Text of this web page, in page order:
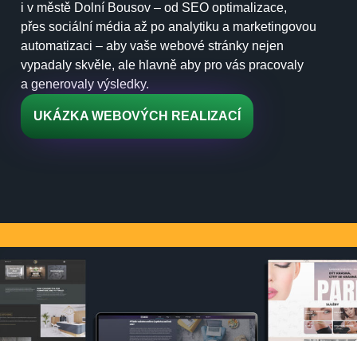
i v městě Dolní Bousov – od SEO optimalizace,
přes sociální média až po analytiku a marketingovou
automatizaci – aby vaše webové stránky nejen
vypadaly skvěle, ale hlavně aby pro vás pracovaly
a generovaly výsledky.
UKÁZKA WEBOVÝCH REALIZACÍ